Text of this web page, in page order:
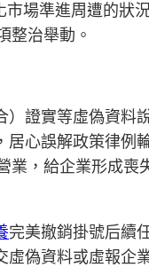
市場準進周遭的狀
整治舉動。
證實等虛偽資料
居心誤解政策律例
業，給企業形成喪
完美撤銷掛號后續
虛偽資料或虛報企